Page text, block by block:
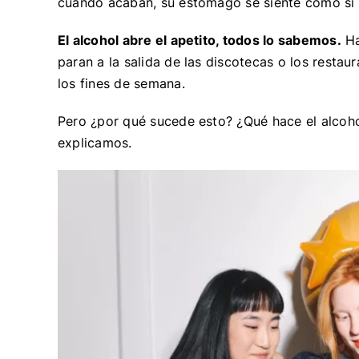
El alcohol abre el apetito, todos lo sabemos.
paran a la salida de las discotecas o los
los fines de semana.
Pero ¿por qué sucede esto? ¿Qué hace el
explicamos.